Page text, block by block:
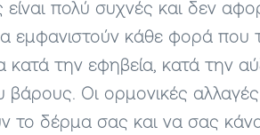
πολύ συχνές και δεν
εμφανιστούν κάθε φορά που
κατά την εφηβεία, κατά την
βάρους. Οι ορμονικές
το δέρμα σας και να σας